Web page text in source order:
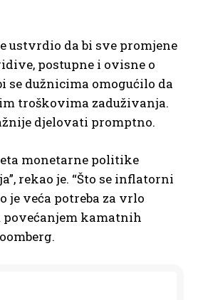
ustvrdio da bi sve promjene
postupne i ovisne o
se dužnicima omogućilo da
troškovima zaduživanja.
djelovati promptno.
monetarne politike
rekao je. “Što se inflatorni
je veća potreba za vrlo
kamatnih